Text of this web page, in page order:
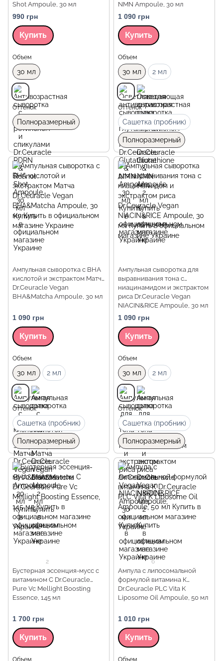
Shot Ampoule, 30 мл
990 грн
Купить
Объем
30 мл
Оттенок
Полноразмерный
NMN Ampoule, 30 мл
1 090 грн
Купить
Объем
30 мл 2 мл
Оттенок
Сашетка (пробник)
Полноразмерный
Ампульная сыворотка с BHA
кислотой и экстрактом Матча
Dr.Ceuracle Vegan
BHA&Matcha Ampoule, 30 мл
1 090 грн
Купить
Объем
30 мл 2 мл
Оттенок
Сашетка (пробник)
Полноразмерный
Ампульная сыворотка для
выравнивания тона с
ниацинамидом и экстрактом
риса Dr.Ceuracle Vegan
NIACIN&RICE Ampoule, 30 мл
1 090 грн
Купить
Объем
30 мл 2 мл
Оттенок
Сашетка (пробник)
Полноразмерный
2
Бустерная эссенция-мусс с
витамином С Dr.Ceuracle
Pure Vc Mellight Boosting
Essence, 145 мл
1 700 грн
Купить
Объем
6
Ампула с липосомальной
формулой витамина К
Dr.Ceuracle PLC Vita K
Liposome Oil Ampoule, 50 мл
1 010 грн
Купить
Объем